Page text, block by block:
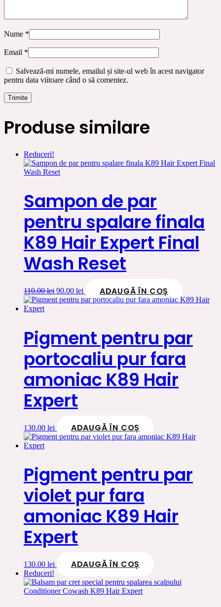
Nume *
Email *
Salvează-mi numele, emailul și site-ul web în acest navigator
pentru data viitoare când o să comentez.
Produse similare
Reduceri!
Sampon de par
pentru spalare finala
K89 Hair Expert Final
Wash Reset
110.00lei Prețul
inițial
90.00 lei Prețul
curent
ADAUGĂ ÎN COȘ
Pigment pentru par
portocaliu pur fara
amoniac K89 Hair
Expert
130.00 lei ADAUGĂ ÎN COȘ
Pigment pentru par
violet pur fara
amoniac K89 Hair
Expert
130.00 lei ADAUGĂ ÎN COȘ
Reduceri!